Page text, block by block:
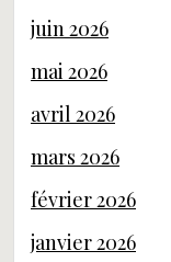
juin 2026
mai 2026
avril 2026
mars 2026
février 2026
janvier 2026